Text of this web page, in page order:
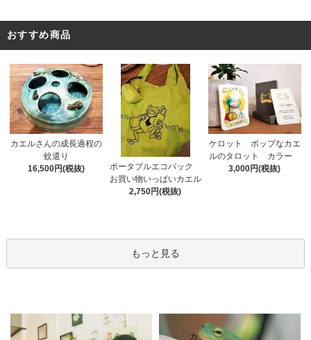
おすすめ商品
カエルさんの成長過程の
蚊遣り
16,500円(税抜)
ポータブルエコバック
お買い物いっぱいカエル
2,750円(税抜)
ケロット ポップなカエ
ルのタロット カラー
3,000円(税抜)
もっと見る